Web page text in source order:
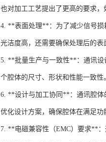
也对加工工艺提出了更高的要求，
4. **表面处理**：为了减少信号损
光洁度高，还需要确保处理后的表
5. **批量生产与一致性**：通讯设
个腔体的尺寸、形状和性能一致性
6. **设计与加工协同**：通讯腔体
优化设计方案，确保腔体在满足功
7. **电磁兼容性（EMC）要求**